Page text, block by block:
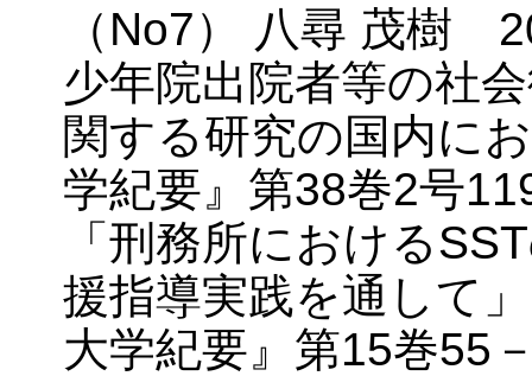
（No7） 八尋 茂樹
少年院出院者等の社
関する研究の国内に
学紀要』第38巻2号
「刑務所における
援指導実践を通して
大学紀要』第15巻55